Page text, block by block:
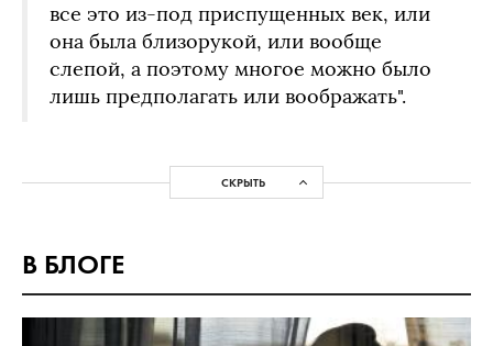
все это из-под приспущенных век, или
она была близорукой, или вообще
слепой, а поэтому многое можно было
лишь предполагать или воображать".
СКРЫТЬ
В БЛОГЕ